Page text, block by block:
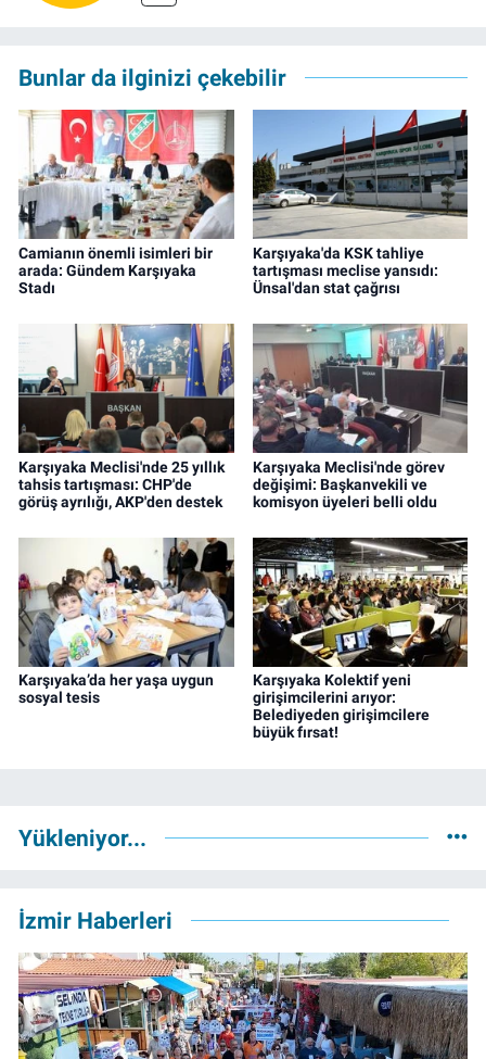
Bunlar da ilginizi çekebilir
Camianın önemli isimleri bir
arada: Gündem Karşıyaka
Stadı
Karşıyaka'da KSK tahliye
tartışması meclise yansıdı:
Ünsal'dan stat çağrısı
Karşıyaka Meclisi'nde 25 yıllık
tahsis tartışması: CHP'de
görüş ayrılığı, AKP'den destek
Karşıyaka Meclisi'nde görev
değişimi: Başkanvekili ve
komisyon üyeleri belli oldu
Karşıyaka’da her yaşa uygun
sosyal tesis
Karşıyaka Kolektif yeni
girişimcilerini arıyor:
Belediyeden girişimcilere
büyük fırsat!
Yükleniyor...
İzmir Haberleri